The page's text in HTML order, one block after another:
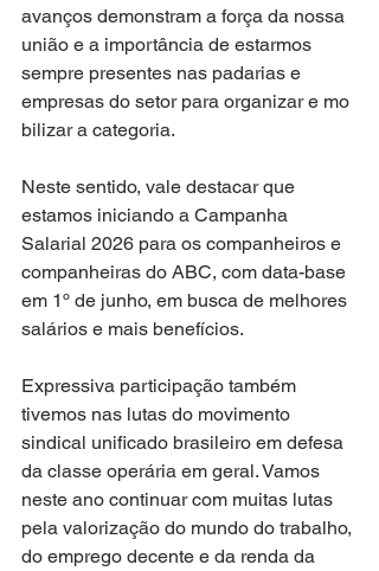
avanços demonstram a força da nossa
união e a importância de estarmos
sempre presentes nas padarias e
empresas do setor para organizar e mo
bilizar a categoria.
Neste sentido, vale destacar que
estamos iniciando a Campanha
Salarial 2026 para os companheiros e
companheiras do ABC, com data-base
em 1º de junho, em busca de melhores
salários e mais benefícios.
Expressiva participação também
tivemos nas lutas do movimento
sindical unificado brasileiro em defesa
da classe operária em geral. Vamos
neste ano continuar com muitas lutas
pela valorização do mundo do trabalho,
do emprego decente e da renda da